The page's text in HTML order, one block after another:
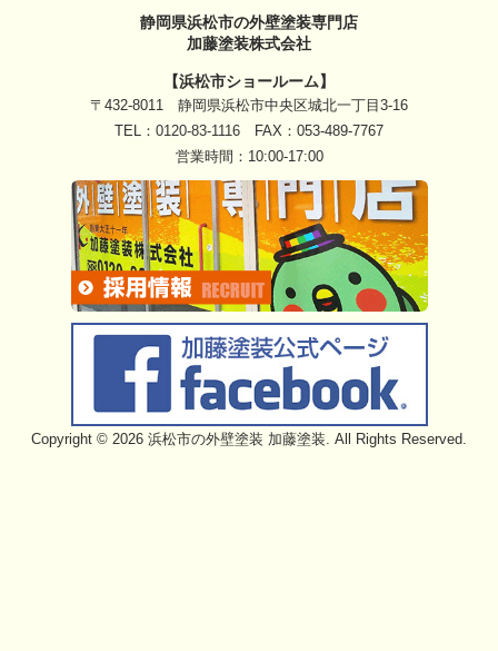
静岡県浜松市の外壁塗装専門店
加藤塗装株式会社
【浜松市ショールーム】
〒432-8011 静岡県浜松市中央区城北一丁目3-16
TEL： 0120-83-1116 FAX：053-489-7767
営業時間：10:00-17:00
Copyright © 2026 浜松市の外壁塗装 加藤塗装. All Rights Reserved.